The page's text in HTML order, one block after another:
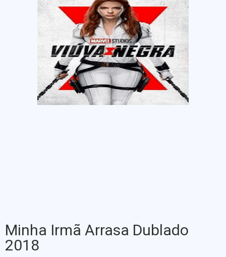
Minha Irmã Arrasa Dublado
2018